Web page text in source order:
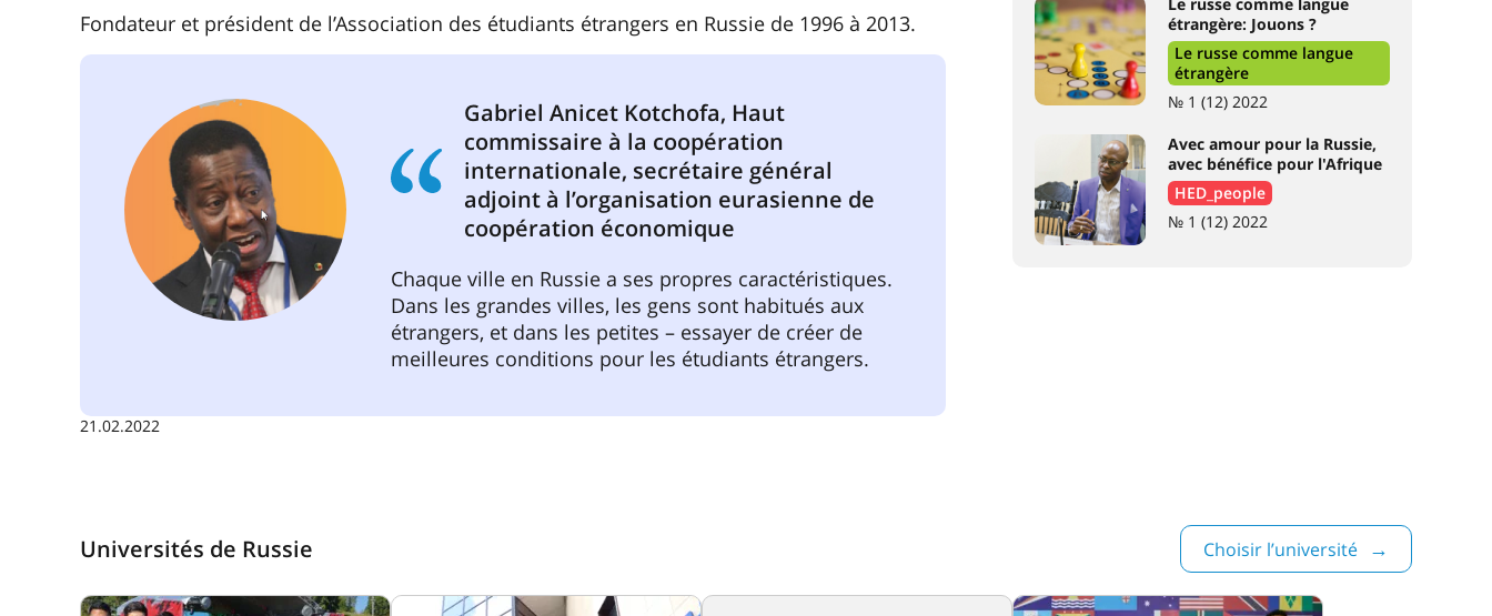
Fondateur et président de l’Association des étudiants étrangers en Russie de 1996 à 2013.
Gabriel Anicet Kotchofa, Haut
commissaire à la coopération
internationale, secrétaire général
adjoint à l’organisation eurasienne de
coopération économique
Chaque ville en Russie a ses propres caractéristiques.
Dans les grandes villes, les gens sont habitués aux
étrangers, et dans les petites – essayer de créer de
meilleures conditions pour les étudiants étrangers.
21.02.2022
étrangère: Jouons ?
Le russe comme langue
étrangère
№ 1 (12) 2022
Avec amour pour la Russie,
avec bénéfice pour l'Afrique
HED_people
№ 1 (12) 2022
Universités de Russie Choisir l’université